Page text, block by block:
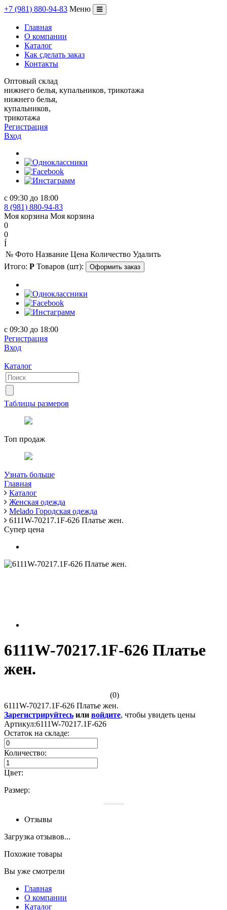
+7 (981) 880-94-83 Меню
Переключение
навигации
Главная
О компании
Каталог
Как сделать заказ
Контакты
Оптовый склад
нижнего белья, купальников, трикотажа
нижнего белья,
купальников,
трикотажа
Регистрация
Вход
с 09:30 до 18:00
8 (981) 880-94-83
Моя корзина Моя корзина
0
0
Í
№ Фото Название Цена Количество Удалить
Итого: Р Товаров (шт): Оформить заказ
с 09:30 до 18:00
Регистрация
Вход
Каталог
Таблицы размеров
Топ продаж
Узнать больше
Главная
Каталог
Женская одежда
Melado Городская одежда
6111W-70217.1F-626 Платье жен.
Супер цена
6111W-70217.1F-626 Платье
жен.
(0)
6111W-70217.1F-626 Платье жен.
Зарегистрируйтесь или войдите, чтобы увидеть цены
Артикул:6111W-70217.1F-626
Остаток на складе:
Количество:
Цвет:
Размер:
Отзывы
Загрузка отзывов...
Похожие товары
Вы уже смотрели
Главная
О компании
Каталог